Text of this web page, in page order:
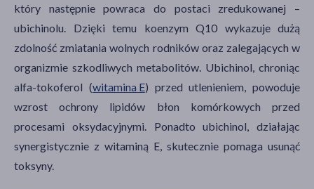
który następnie powraca do postaci zredukowanej –
ubichinolu. Dzięki temu koenzym Q10 wykazuje dużą
zdolność zmiatania wolnych rodników oraz zalegających w
organizmie szkodliwych metabolitów. Ubichinol, chroniąc
alfa-tokoferol (witamina E) przed utlenieniem, powoduje
wzrost ochrony lipidów błon komórkowych przed
procesami oksydacyjnymi. Ponadto ubichinol, działając
synergistycznie z witaminą E, skutecznie pomaga usunąć
toksyny.